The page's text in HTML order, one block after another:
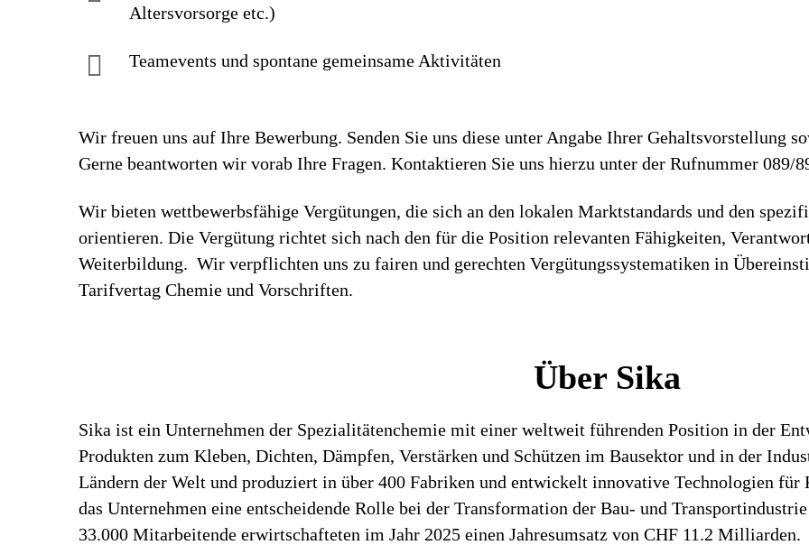
Altersvorsorge etc.)
Teamevents und spontane gemeinsame Aktivitäten
Wir freuen uns auf Ihre Bewerbung. Senden Sie uns diese unter Angabe Ihrer Gehaltsvorstellung
Gerne beantworten wir vorab Ihre Fragen. Kontaktieren Sie uns hierzu unter der Rufnummer 089/
Wir bieten wettbewerbsfähige Vergütungen, die sich an den lokalen Marktstandards und den
orientieren. Die Vergütung richtet sich nach den für die Position relevanten Fähigkeiten,
Weiterbildung. Wir verpflichten uns zu fairen und gerechten Vergütungssystematiken in
Tarifvertag Chemie und Vorschriften.
Über Sika
Sika ist ein Unternehmen der Spezialitätenchemie mit einer weltweit führenden Position in der
Produkten zum Kleben, Dichten, Dämpfen, Verstärken und Schützen im Bausektor und in der
Ländern der Welt und produziert in über 400 Fabriken und entwickelt innovative Technologien
das Unternehmen eine entscheidende Rolle bei der Transformation der Bau- und
33.000 Mitarbeitende erwirtschafteten im Jahr 2025 einen Jahresumsatz von CHF 11.2 Milliarden.